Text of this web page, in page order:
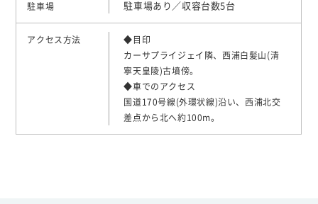
駐車場 駐車場あり／収容台数5台
アクセス方法
◆目印
カーサプライジェイ隣、西浦白髪山(清
寧天皇陵)古墳傍。
◆車でのアクセス
国道170号線(外環状線)沿い、西浦北交
差点から北へ約100m。